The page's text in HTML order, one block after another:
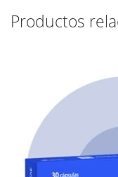
Productos